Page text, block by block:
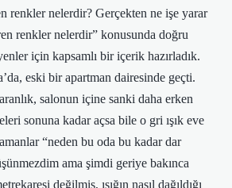
renkler nelerdir? Gerçekten ne işe yarar
renkler nelerdir” konusunda doğru
için kapsamlı bir içerik hazırladık.
eski bir apartman dairesinde geçti.
salonun içine sanki daha erken
sonuna kadar açsa bile o gri ışık eve
“neden bu oda bu kadar dar
ama şimdi geriye bakınca
değilmiş, ışığın nasıl dağıldığı